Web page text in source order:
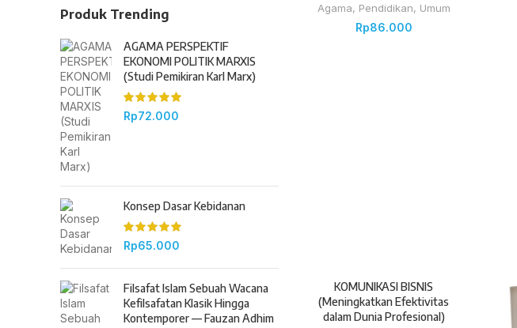
Produk Trending
AGAMA PERSPEKTIF
EKONOMI POLITIK MARXIS
(Studi Pemikiran Karl Marx)
Rp72.000
Konsep Dasar Kebidanan
Rp65.000
Filsafat Islam Sebuah Wacana
Kefilsafatan Klasik Hingga
Kontemporer — Fauzan Adhim
Agama, Pendidikan, Umum
Rp86.000
KOMUNIKASI BISNIS
(Meningkatkan Efektivitas
dalam Dunia Profesional)